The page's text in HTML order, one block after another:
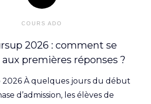
COURS ADO
2026 : comment se
premières réponses ?
2026 À quelques jours du début
d’admission, les élèves de